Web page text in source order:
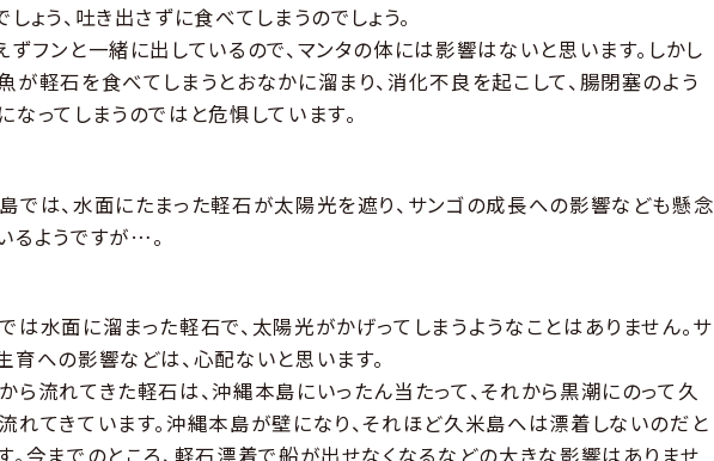
しょう、吐き出さずに食べてしまうのでしょう。
ずフンと一緒に出しているので、マンタの体には影響はないと思います。しかし
が軽石を食べてしまうとおなかに溜まり、消化不良を起こして、腸閉塞のよう
なってしまうのではと危惧しています。
では、水面にたまった軽石が太陽光を遮り、サンゴの成長への影響なども懸念
るようですが…。
は水面に溜まった軽石で、太陽光がかげってしまうようなことはありません。サ
育への影響などは、心配ないと思います。
ら流れてきた軽石は、沖縄本島にいったん当たって、それから黒潮にのって久
れてきています。沖縄本島が壁になり、それほど久米島へは漂着しないのだと